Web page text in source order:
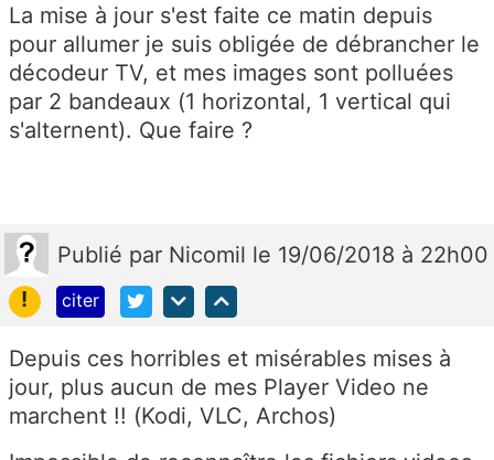
La mise à jour s'est faite ce matin depuis
pour allumer je suis obligée de débrancher le
décodeur TV, et mes images sont polluées
par 2 bandeaux (1 horizontal, 1 vertical qui
s'alternent). Que faire ?
Publié par Nicomil le 19/06/2018 à 22h00
!
citer
Depuis ces horribles et misérables mises à
jour, plus aucun de mes Player Video ne
marchent !! (Kodi, VLC, Archos)